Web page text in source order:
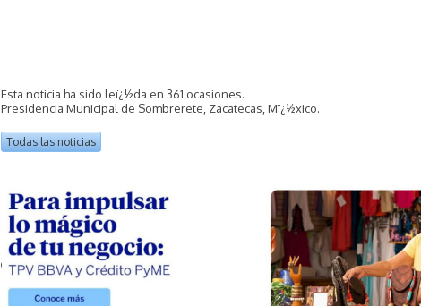
Esta noticia ha sido leï¿½da en 361 ocasiones.
Presidencia Municipal de Sombrerete, Zacatecas, Mï¿½xico.
Todas las noticias